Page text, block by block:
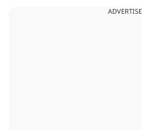
देश के सामने साफ हो रही है. और जब